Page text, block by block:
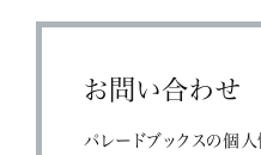
お問い合わせ
パレードブックスの個